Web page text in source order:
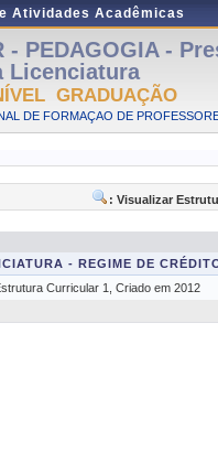
Atividades Acadêmicas
- PEDAGOGIA -
Licenciatura
GRADUAÇÃO
DE FORMAÇAO DE
: Visualizar
- REGIME DE
Curricular 1, Criado em 2012